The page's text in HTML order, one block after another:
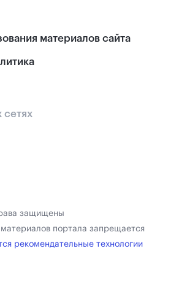
материалов сайта
сетях
защищены
портала запрещается
рекомендательные технологии